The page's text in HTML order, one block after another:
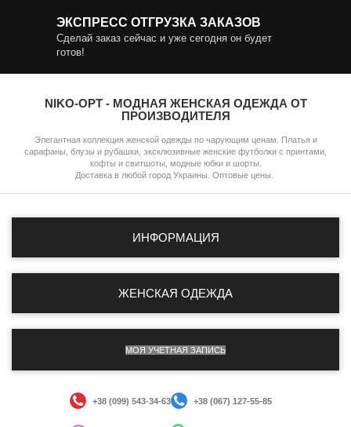
ЭКСПРЕСС ОТГРУЗКА ЗАКАЗОВ
Сделай заказ сейчас и уже сегодня он будет
готов!
NIKO-OPT - МОДНАЯ ЖЕНСКАЯ ОДЕЖДА ОТ
ПРОИЗВОДИТЕЛЯ
Элегантная коллекция женской одежды по чарующим ценам. Платья и
сарафаны, блузы и рубашки, эксклюзивные женские футболки с принтами,
кофты и свитшоты, модные юбки и шорты.
Доставка в любой город Украины. Оптовые цены.
ИНФОРМАЦИЯ
ЖЕНСКАЯ ОДЕЖДА
МОЯ УЧЕТНАЯ ЗАПИСЬ
+38 (099) 543-34-63 +38 (067) 127-55-85